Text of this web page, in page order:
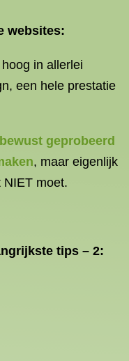
websites:
in allerlei
een hele prestatie
geprobeerd
, maar eigenlijk
NIET moet.
tips – 2: